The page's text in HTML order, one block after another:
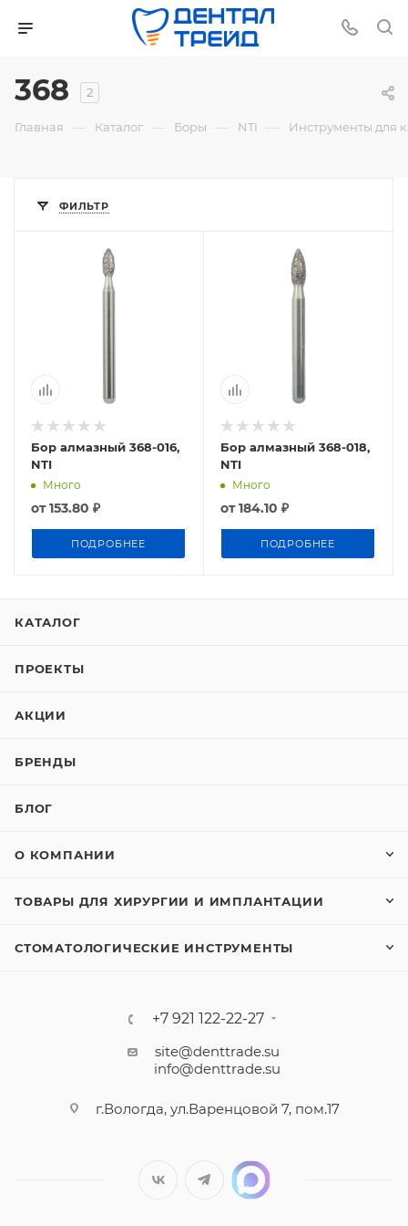
368 2
Главная — Каталог — Боры — NTI — Инструменты для
ФИЛЬТР
Бор алмазный 368-016,
NTI
Много
от153.80 ₽
ПОДРОБНЕЕ
Бор алмазный 368-018,
NTI
Много
от184.10 ₽
ПОДРОБНЕЕ
КАТАЛОГ
ПРОЕКТЫ
АКЦИИ
БРЕНДЫ
БЛОГ
О КОМПАНИИ
ТОВАРЫ ДЛЯ ХИРУРГИИ И ИМПЛАНТАЦИИ
СТОМАТОЛОГИЧЕСКИЕ ИНСТРУМЕНТЫ
+7 921 122-22-27
site@denttrade.su
info@denttrade.su
г.Вологда, ул.Варенцовой 7, пом.17